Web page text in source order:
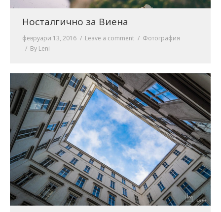
Носталгично за Виена
февруари 13, 2016 Leave a comment
Фотография
By Leni